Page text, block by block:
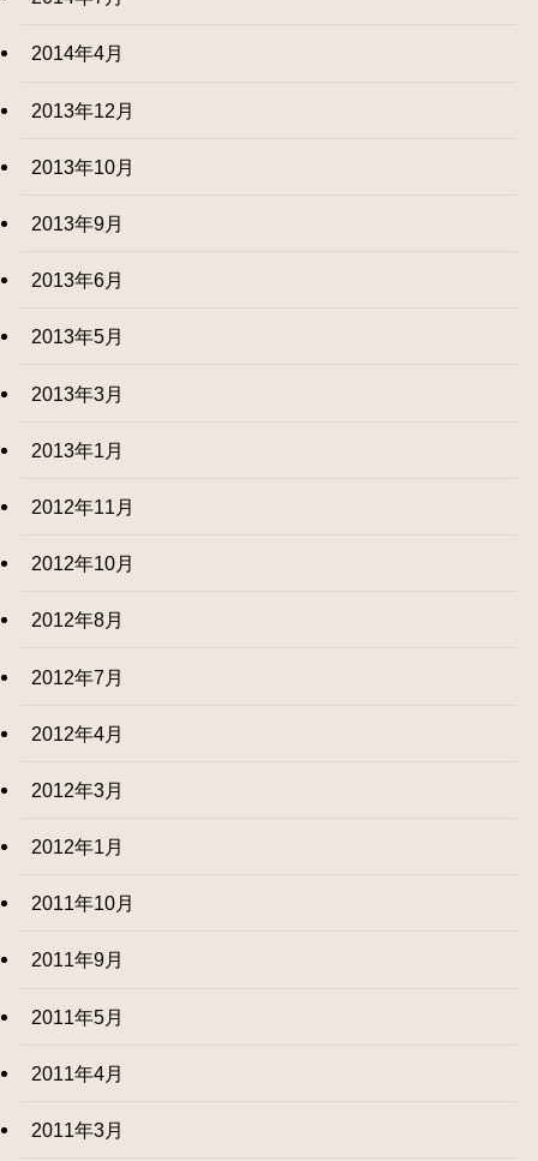
2014年4月
2013年12月
2013年10月
2013年9月
2013年6月
2013年5月
2013年3月
2013年1月
2012年11月
2012年10月
2012年8月
2012年7月
2012年4月
2012年3月
2012年1月
2011年10月
2011年9月
2011年5月
2011年4月
2011年3月